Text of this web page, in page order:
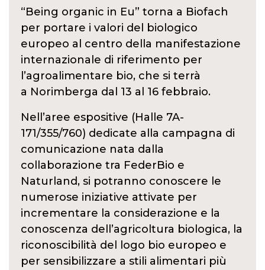
“Being organic in Eu” torna a Biofach
per portare i valori del biologico
europeo al centro della manifestazione
internazionale di riferimento per
l’agroalimentare bio, che si terrà
a Norimberga dal 13 al 16 febbraio.
Nell’aree espositive (Halle 7A-
171/355/760) dedicate alla campagna di
comunicazione nata dalla
collaborazione tra FederBio e
Naturland, si potranno conoscere le
numerose iniziative attivate per
incrementare la considerazione e la
conoscenza dell’agricoltura biologica, la
riconoscibilità del logo bio europeo e
per sensibilizzare a stili alimentari più